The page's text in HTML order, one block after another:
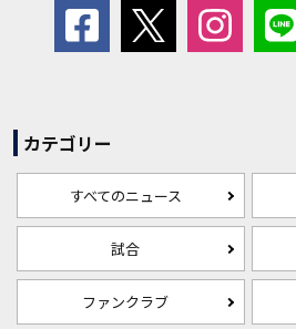
カテゴリー
すべてのニュース
試合
ファンクラブ